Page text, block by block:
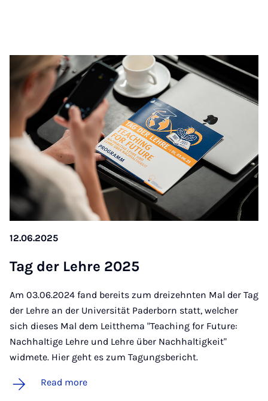
12.06.2025
Tag der Lehre 2025
Am 03.06.2024 fand bereits zum dreizehnten Mal der Tag
der Lehre an der Universität Paderborn statt, welcher
sich dieses Mal dem Leitthema "Teaching for Future:
Nachhaltige Lehre und Lehre über Nachhaltigkeit"
widmete. Hier geht es zum Tagungsbericht.
Read more